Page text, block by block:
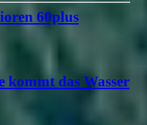
60plus
kommt das Wasser